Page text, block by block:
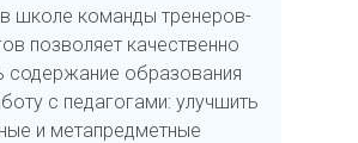
школе команды тренеров-
позволяет качественно
содержание образования
с педагогами: улучшить
и метапредметные